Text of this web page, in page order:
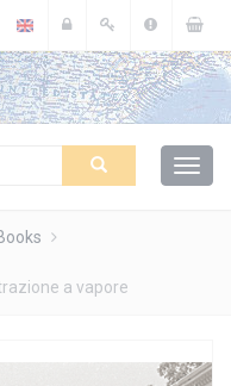
a vapore